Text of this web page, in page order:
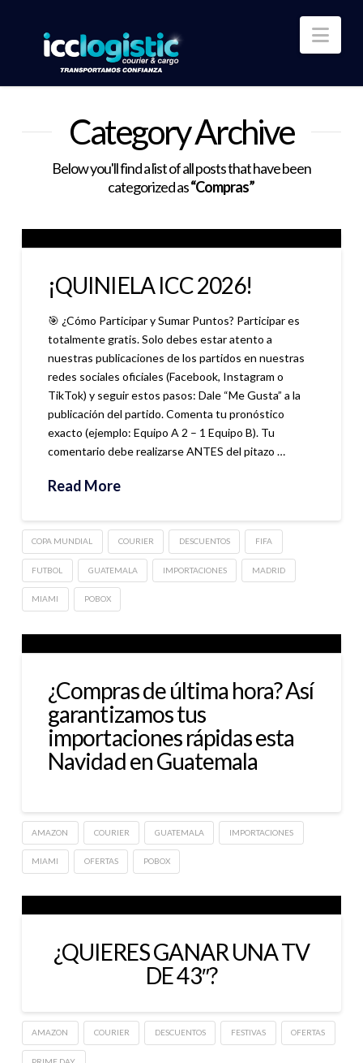
Category Archive
Below you'll find a list of all posts that have been
categorized as“Compras”
¡QUINIELA ICC 2026!
🎯 ¿Cómo Participar y Sumar Puntos? Participar es
totalmente gratis. Solo debes estar atento a
nuestras publicaciones de los partidos en nuestras
redes sociales oficiales (Facebook, Instagram o
TikTok) y seguir estos pasos: Dale “Me Gusta” a la
publicación del partido. Comenta tu pronóstico
exacto (ejemplo: Equipo A 2 – 1 Equipo B). Tu
comentario debe realizarse ANTES del pitazo …
Read More
COPA MUNDIAL COURIER DESCUENTOS FIFA
FUTBOL GUATEMALA IMPORTACIONES MADRID
MIAMI POBOX
¿Compras de última hora? Así
garantizamos tus
importaciones rápidas esta
Navidad en Guatemala
AMAZON COURIER GUATEMALA IMPORTACIONES
MIAMI OFERTAS POBOX
¿QUIERES GANAR UNA TV
DE 43″?
AMAZON COURIER DESCUENTOS FESTIVAS OFERTAS